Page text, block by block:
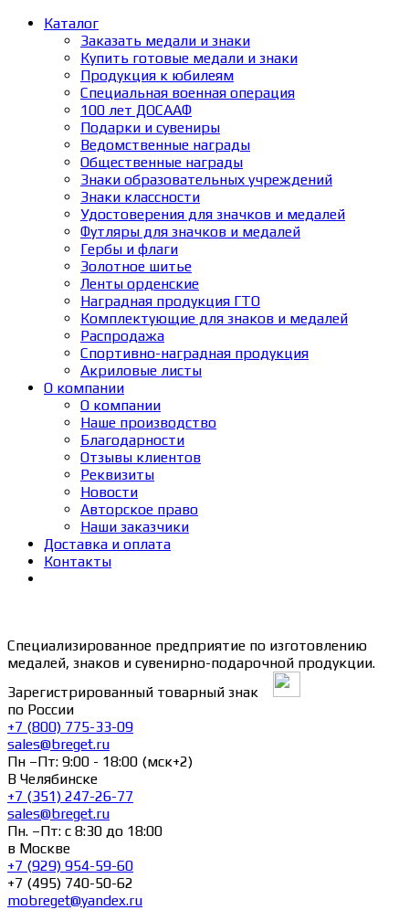
Каталог
Заказать медали и знаки
Купить готовые медали и знаки
Продукция к юбилеям
Специальная военная операция
100 лет ДОСААФ
Подарки и сувениры
Ведомственные награды
Общественные награды
Знаки образовательных учреждений
Знаки классности
Удостоверения для значков и медалей
Футляры для значков и медалей
Гербы и флаги
Золотное шитье
Ленты орденские
Наградная продукция ГТО
Комплектующие для знаков и медалей
Распродажа
Спортивно-наградная продукция
Акриловые листы
О компании
О компании
Наше производство
Благодарности
Отзывы клиентов
Реквизиты
Новости
Авторское право
Наши заказчики
Доставка и оплата
Контакты
Специализированное предприятие по изготовлению
медалей, знаков и сувенирно-подарочной продукции.
Зарегистрированный товарный знак
по России
+7 (800) 775-33-09
sales@breget.ru
Пн –Пт: 9:00 - 18:00 (мск+2)
В Челябинске
+7 (351) 247-26-77
sales@breget.ru
Пн. –Пт: с 8:30 до 18:00
в Москве
+7 (929) 954-59-60
+7 (495) 740-50-62
mobreget@yandex.ru